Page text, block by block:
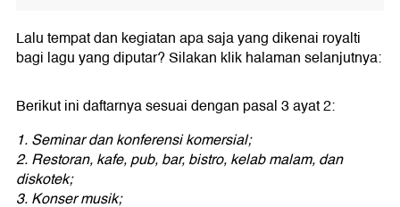
Lalu tempat dan kegiatan apa saja yang dikenai royalti
bagi lagu yang diputar? Silakan klik halaman selanjutnya:
Berikut ini daftarnya sesuai dengan pasal 3 ayat 2:
1. Seminar dan konferensi komersial;
2. Restoran, kafe, pub, bar, bistro, kelab malam, dan
diskotek;
3. Konser musik;